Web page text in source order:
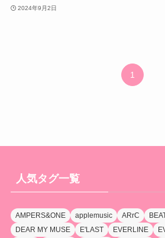
2024年9月2日
1
人気タグ一覧
AMPERS&ONE applemusic ARrC
DEAR MY MUSE
E'LAST EVERLINE